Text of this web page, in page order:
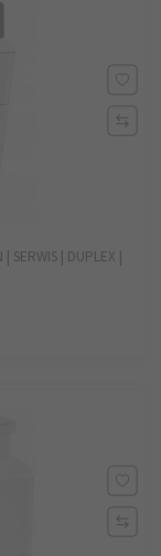
SERWIS | DUPLEX |